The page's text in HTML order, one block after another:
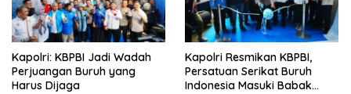
Kapolri: KBPBI Jadi Wadah
Perjuangan Buruh yang
Harus Dijaga
Kapolri Resmikan KBPBI,
Persatuan Serikat Buruh
Indonesia Masuki Babak